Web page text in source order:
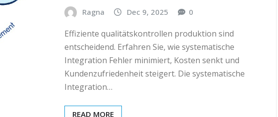
Ragna Dec 9, 2025 0
Effiziente qualitätskontrollen produktion sind
entscheidend. Erfahren Sie, wie systematische
Integration Fehler minimiert, Kosten senkt und
Kundenzufriedenheit steigert. Die systematische
Integration…
READ MORE